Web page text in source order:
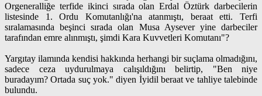
Orgeneralliğe terfide ikinci sırada olan Erdal Öztürk darbecilerin
listesinde 1. Ordu Komutanlığı'na atanmıştı, beraat etti. Terfi
sıralamasında beşinci sırada olan Musa Aysever yine darbeciler
tarafından emre alınmıştı, şimdi Kara Kuvvetleri Komutanı"?
Yargıtay ilamında kendisi hakkında herhangi bir suçlama olmadığını,
sadece ceza uydurulmaya calışıldığını belirtip, "Ben niye
buradayım? Ortada suç yok." diyen İyidil beraat ve tahliye talebinde
bulundu.